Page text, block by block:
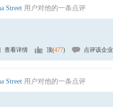
Street 用户对他的一条点评
查看详情 顶(477) 点评该企业
Street 用户对他的一条点评